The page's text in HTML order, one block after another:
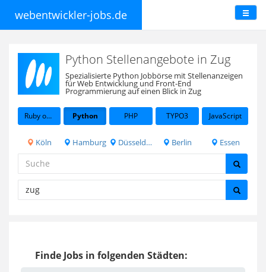
webentwickler-jobs.de
Python Stellenangebote in Zug
Spezialisierte Python Jobbörse mit Stellenanzeigen
für Web Entwicklung und Front-End
Programmierung auf einen Blick in Zug
Ruby on Rails Python PHP TYPO3 JavaScript
Köln Hamburg Düsseldorf Berlin Essen
Finde Jobs in folgenden Städten: